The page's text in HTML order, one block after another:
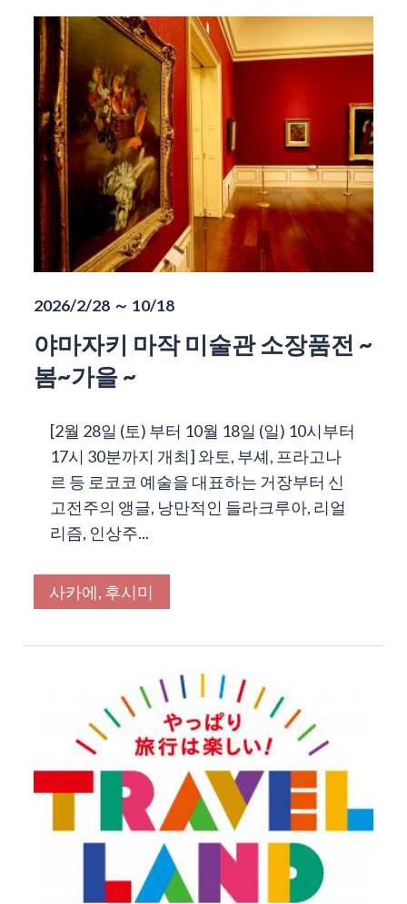
2026/2/28 ～ 10/18
야마자키 마작 미술관 소장품전 ~
봄~가을 ~
[2월 28일 (토) 부터 10월 18일 (일) 10시부터
17시 30분까지 개최] 와토, 부셰, 프라고나
르 등 로코코 예술을 대표하는 거장부터 신
고전주의 앵글, 낭만적인 들라크루아, 리얼
리즘, 인상주...
사카에, 후시미